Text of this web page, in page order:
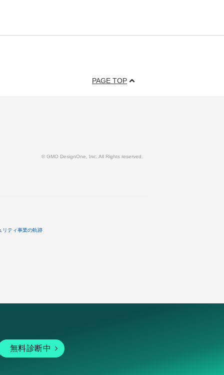
PAGE TOP
© GMO DesignOne, Inc. All Rights reserved.
リティ事業の軌跡
無料診断中